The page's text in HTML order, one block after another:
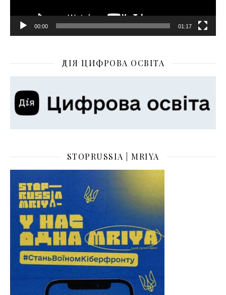
00:00 01:17
ДІЯ ЦИФРОВА ОСВІТА
STOPRUSSIA | MRIYA